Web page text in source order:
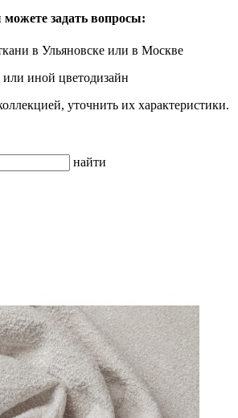
задать вопросы:
в Ульяновске или в Москве
или иной цветодизайн
уточнить их характеристики.
найти